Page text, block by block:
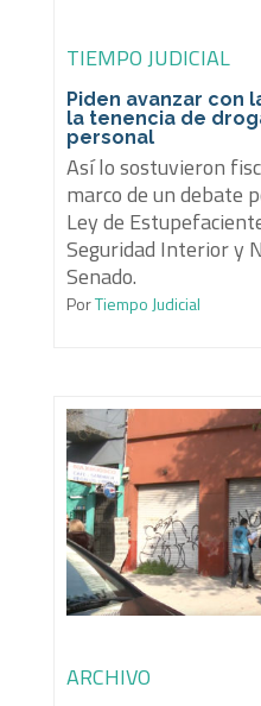
TIEMPO JUDICIAL
Piden avanzar con
la tenencia de
personal
Así lo sostuvieron
marco de un debate
Ley de
Seguridad Interior y
Senado.
PorTiempo Judicial
ARCHIVO